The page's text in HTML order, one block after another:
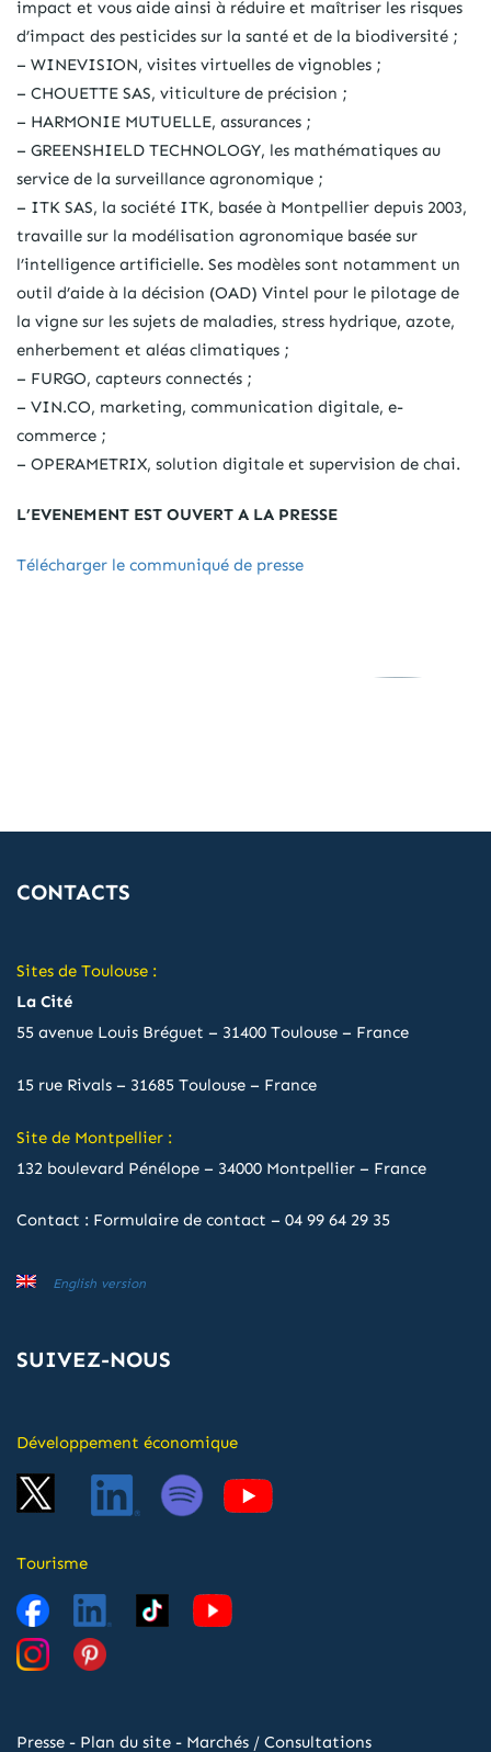
impact et vous aide ainsi à réduire et maîtriser les risques
d’impact des pesticides sur la santé et de la biodiversité ;
– WINEVISION, visites virtuelles de vignobles ;
– CHOUETTE SAS, viticulture de précision ;
– HARMONIE MUTUELLE, assurances ;
– GREENSHIELD TECHNOLOGY, les mathématiques au
service de la surveillance agronomique ;
– ITK SAS, la société ITK, basée à Montpellier depuis 2003,
travaille sur la modélisation agronomique basée sur
l’intelligence artificielle. Ses modèles sont notamment un
outil d’aide à la décision (OAD) Vintel pour le pilotage de
la vigne sur les sujets de maladies, stress hydrique, azote,
enherbement et aléas climatiques ;
– FURGO, capteurs connectés ;
– VIN.CO, marketing, communication digitale, e-
commerce ;
– OPERAMETRIX, solution digitale et supervision de chai.
L’EVENEMENT EST OUVERT A LA PRESSE
Télécharger le communiqué de presse
CONTACTS
Sites de Toulouse :
La Cité
55 avenue Louis Bréguet – 31400 Toulouse – France
15 rue Rivals – 31685 Toulouse – France
Site de Montpellier :
132 boulevard Pénélope – 34000 Montpellier – France
Contact : Formulaire de contact – 04 99 64 29 35
English version
SUIVEZ-NOUS
Développement économique
Tourisme
Presse - Plan du site - Marchés / Consultations